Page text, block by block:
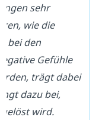
sehr
wie die
bei den
Gefühle
trägt dabei
dazu bei,
gelöst wird.